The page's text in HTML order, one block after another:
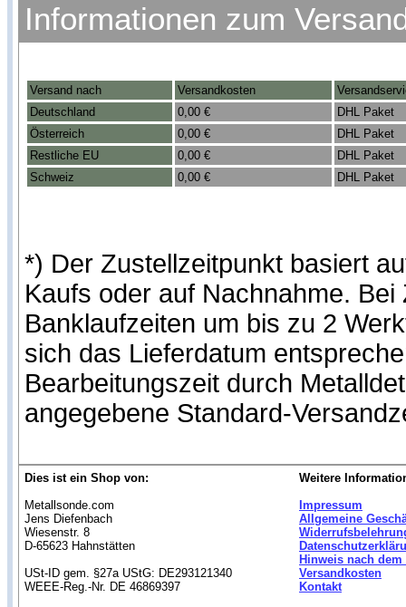
Informationen zum
Versand nach Versandkosten
Deutschland
0,00 €
DHL Paket
Österreich
0,00 €
DHL Paket
Restliche EU
0,00 €
DHL Paket
Schweiz
0,00 € DHL Paket
*) Der Zustellzeitpunkt basiert
Kaufs oder auf Nachnahme.
Banklaufzeiten um bis zu 2
sich das Lieferdatum
Bearbeitungszeit durch
angegebene Standard-
Dies ist ein Shop von:
Metallsonde.com
Jens Diefenbach
Wiesenstr. 8
D-65623 Hahnstätten
USt-ID gem. §27a UStG: DE293121340
WEEE-Reg.-Nr. DE 46869397
Weitere
Impressum
Allgemeine
Hinweis nach
Versandkosten
Kontakt